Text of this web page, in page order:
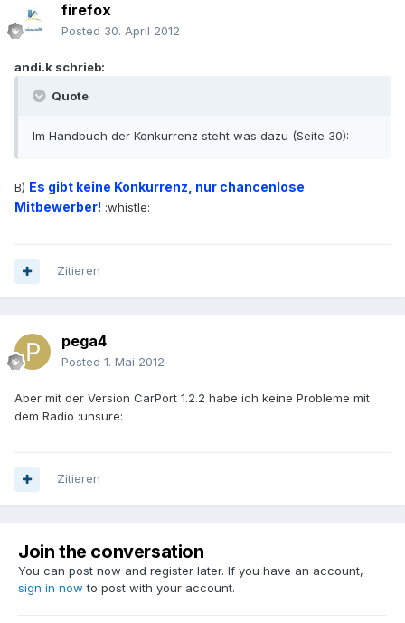
firefox
Posted 30. April 2012
andi.k schrieb:
Quote
Im Handbuch der Konkurrenz steht was dazu (Seite 30):
B) Es gibt keine Konkurrenz, nur chancenlose
Mitbewerber! :whistle:
Zitieren
pega4
Posted 1. Mai 2012
Aber mit der Version CarPort 1.2.2 habe ich keine Probleme mit
dem Radio :unsure:
Zitieren
Join the conversation
You can post now and register later. If you have an account,
sign in now to post with your account.